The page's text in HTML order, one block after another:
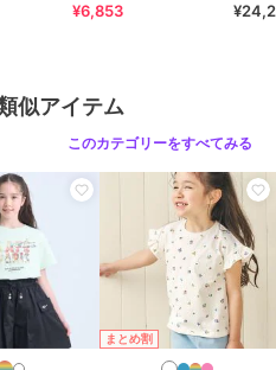
¥6,853
似アイテム
このカテゴリーをすべてみる
まとめ割